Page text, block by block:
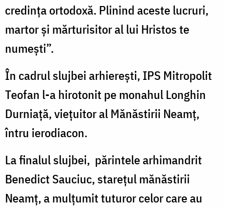
credința ortodoxă. Plinind aceste lucruri,
martor și mărturisitor al lui Hristos te
numești”.
În cadrul slujbei arhierești, IPS Mitropolit
Teofan l-a hirotonit pe monahul Longhin
Durniață, viețuitor al Mănăstirii Neamț,
întru ierodiacon.
La finalul slujbei, părintele arhimandrit
Benedict Sauciuc, stareţul mănăstirii
Neamţ, a mulţumit tuturor celor care au